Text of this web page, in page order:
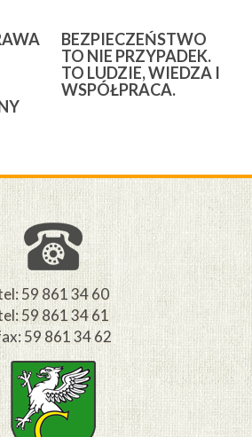
BEZPIECZEŃSTWO
TO NIE PRZYPADEK.
TO LUDZIE, WIEDZA I
WSPÓŁPRACA.
59 861 34 60
59 861 34 61
59 861 34 62